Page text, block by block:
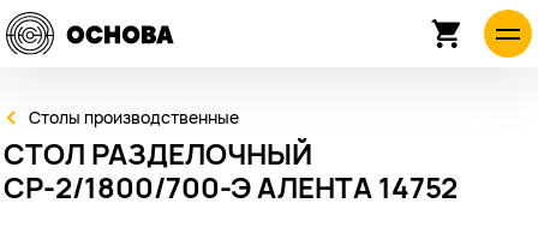
Столы производственные
СТОЛ РАЗДЕЛОЧНЫЙ
СР-2/1800/700-Э АЛЕНТА 14752